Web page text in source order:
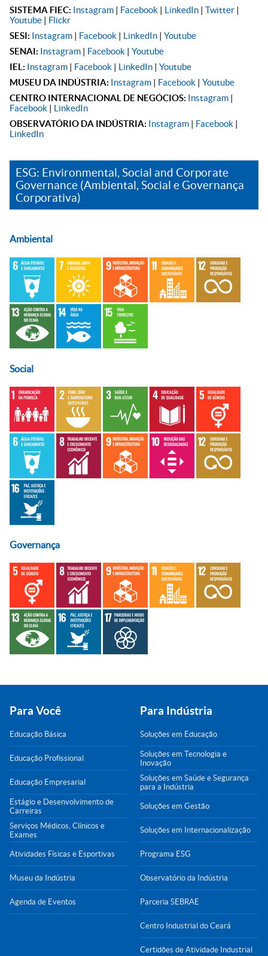
SISTEMA FIEC: Instagram | Facebook | LinkedIn | Twitter |
Youtube | Flickr
SESI: Instagram | Facebook | LinkedIn | Youtube
SENAI: Instagram | Facebook | Youtube
IEL: Instagram | Facebook | LinkedIn | Youtube
MUSEU DA INDÚSTRIA: Instagram | Facebook | Youtube
CENTRO INTERNACIONAL DE NEGÓCIOS: Instagram |
Facebook | LinkedIn
OBSERVATÓRIO DA INDÚSTRIA: Instagram | Facebook |
LinkedIn
ESG: Environmental, Social and Corporate
Governance (Ambiental, Social e Governança
Corporativa)
Ambiental
Social
Governança
Para Você
Educação Básica
Educação Profissional
Educação Empresarial
Estágio e Desenvolvimento de
Carreiras
Serviços Médicos, Clínicos e
Exames
Atividades Físicas e Esportivas
Museu da Indústria
Agenda de Eventos
Para Indústria
Soluções em Educação
Soluções em Tecnologia e
Inovação
Soluções em Saúde e Segurança
para a Indústria
Soluções em Gestão
Soluções em Internacionalização
Programa ESG
Observatório da Indústria
Parceria SEBRAE
Centro Industrial do Ceará
Certidões de Atividade Industrial